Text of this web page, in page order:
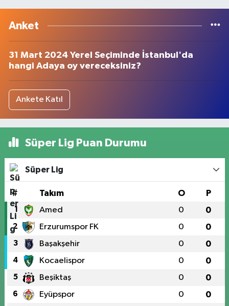
Anket
31 Mart 2024 Yerel Seçiminde İstanbul'da
hangi Adaya oy vereceksiniz?
Ankete Katıl
Süper Lig Puan Durumu
Süper Lig
# Takım O P
1 Amed 0 0
2 Erzurumspor FK 0 0
3 Başakşehir 0 0
4 Kocaelispor 0 0
5 Beşiktaş 0 0
6 Eyüpspor 0 0